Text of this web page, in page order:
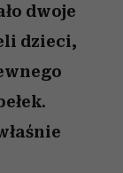
dwoje
dzieci,